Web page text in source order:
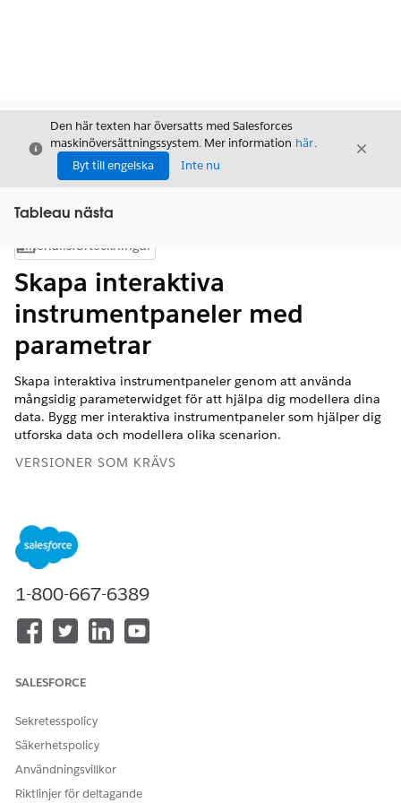
Stäng
Den här texten har översatts med Salesforces
maskinöversättningssystem. Mer information här.
Byt till engelska
Inte nu
Stäng
Tableau nästa
Visa innehållsförteckning
Innehållsförteckningar
Skapa interaktiva
instrumentpaneler med
parametrar
Skapa interaktiva instrumentpaneler genom att använda
mångsidig parameterwidget för att hjälpa dig modellera dina
data. Bygg mer interaktiva instrumentpaneler som hjälper dig
utforska data och modellera olika scenarion.
VERSIONER SOM KRÄVS
instrumentpaneler:
Klicka på widgeten
område i instrumentpanelen.
Klicka påLägg till parameter
1-800-667-6389
SALESFORCE
Sekretesspolicy
Säkerhetspolicy
Användningsvillkor
Riktlinjer för deltagande